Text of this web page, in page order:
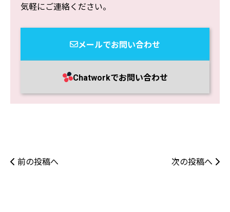
気軽にご連絡ください。
メールでお問い合わせ
Chatworkでお問い合わせ
前の投稿へ 次の投稿へ